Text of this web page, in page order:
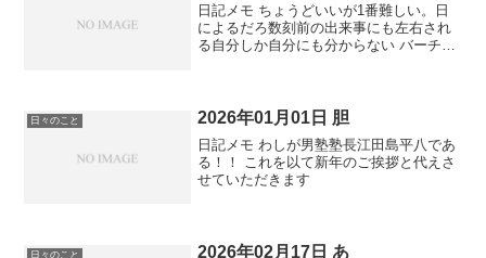
日記メモ ちょうどいいが1番難しい。日
によるだろ数刻前の出来事にも左右され
る自分しか自分にも分からない バーチャ
そうだ 今日はエー...
日々のこと 2026年01月01日 胆
日記メモ わしが男塾塾長江田島平八であ
る！！ これを以て新年のご挨拶と代えさ
せていただきます
日々のこと 2026年02月17日 あ